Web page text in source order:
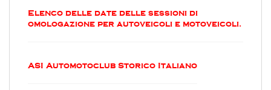
Elenco delle date delle sessioni di
omologazione per autoveicoli e motoveicoli.
ASI Automotoclub Storico Italiano